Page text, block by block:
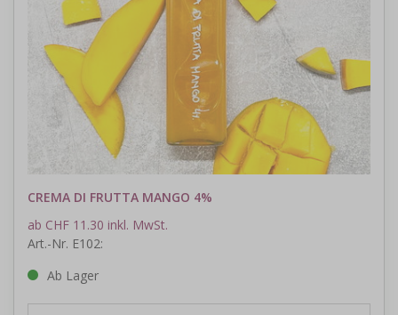
CREMA DI FRUTTA MANGO 4%
ab CHF 11.30 inkl. MwSt.
Art.-Nr. E102:
Ab Lager